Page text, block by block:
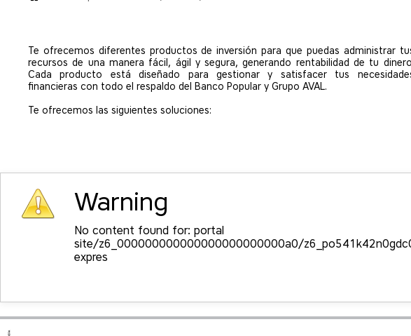
Te ofrecemos diferentes productos de inversión para que puedas administrar
recursos de una manera fácil, ágil y segura, generando rentabilidad de tu
Cada producto está diseñado para gestionar y satisfacer tus
financieras con todo el respaldo del Banco Popular y Grupo AVAL.
Te ofrecemos las siguientes soluciones:
Warning
No content found for: ‭portal
site/z6_000000000000000000000000a0/
expres‭